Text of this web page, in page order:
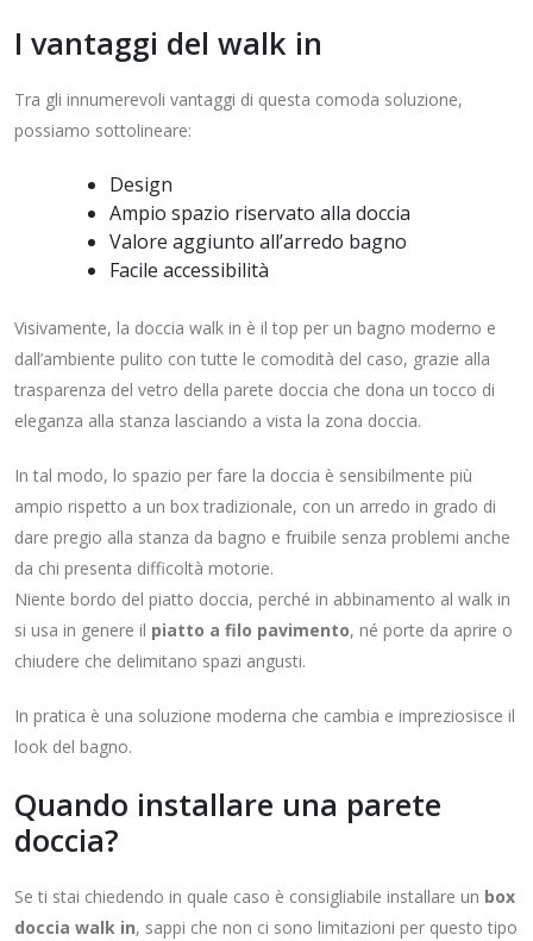
I vantaggi del walk in
Tra gli innumerevoli vantaggi di questa comoda soluzione,
possiamo sottolineare:
Design
Ampio spazio riservato alla doccia
Valore aggiunto all’arredo bagno
Facile accessibilità
Visivamente, la doccia walk in è il top per un bagno moderno e
dall’ambiente pulito con tutte le comodità del caso, grazie alla
trasparenza del vetro della parete doccia che dona un tocco di
eleganza alla stanza lasciando a vista la zona doccia.
In tal modo, lo spazio per fare la doccia è sensibilmente più
ampio rispetto a un box tradizionale, con un arredo in grado di
dare pregio alla stanza da bagno e fruibile senza problemi anche
da chi presenta difficoltà motorie.
Niente bordo del piatto doccia, perché in abbinamento al walk in
si usa in genere il piatto a filo pavimento, né porte da aprire o
chiudere che delimitano spazi angusti.
In pratica è una soluzione moderna che cambia e impreziosisce il
look del bagno.
Quando installare una parete
doccia?
Se ti stai chiedendo in quale caso è consigliabile installare un box
doccia walk in, sappi che non ci sono limitazioni per questo tipo